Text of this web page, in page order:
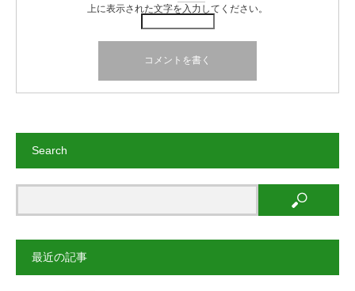
上に表示された文字を入力してください。
Search
最近の記事